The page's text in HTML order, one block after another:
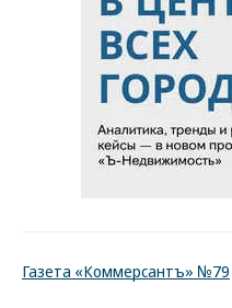
Газета «Коммерсантъ» №79